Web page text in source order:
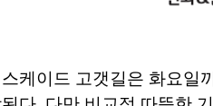
케이드 고갯길은 화요일